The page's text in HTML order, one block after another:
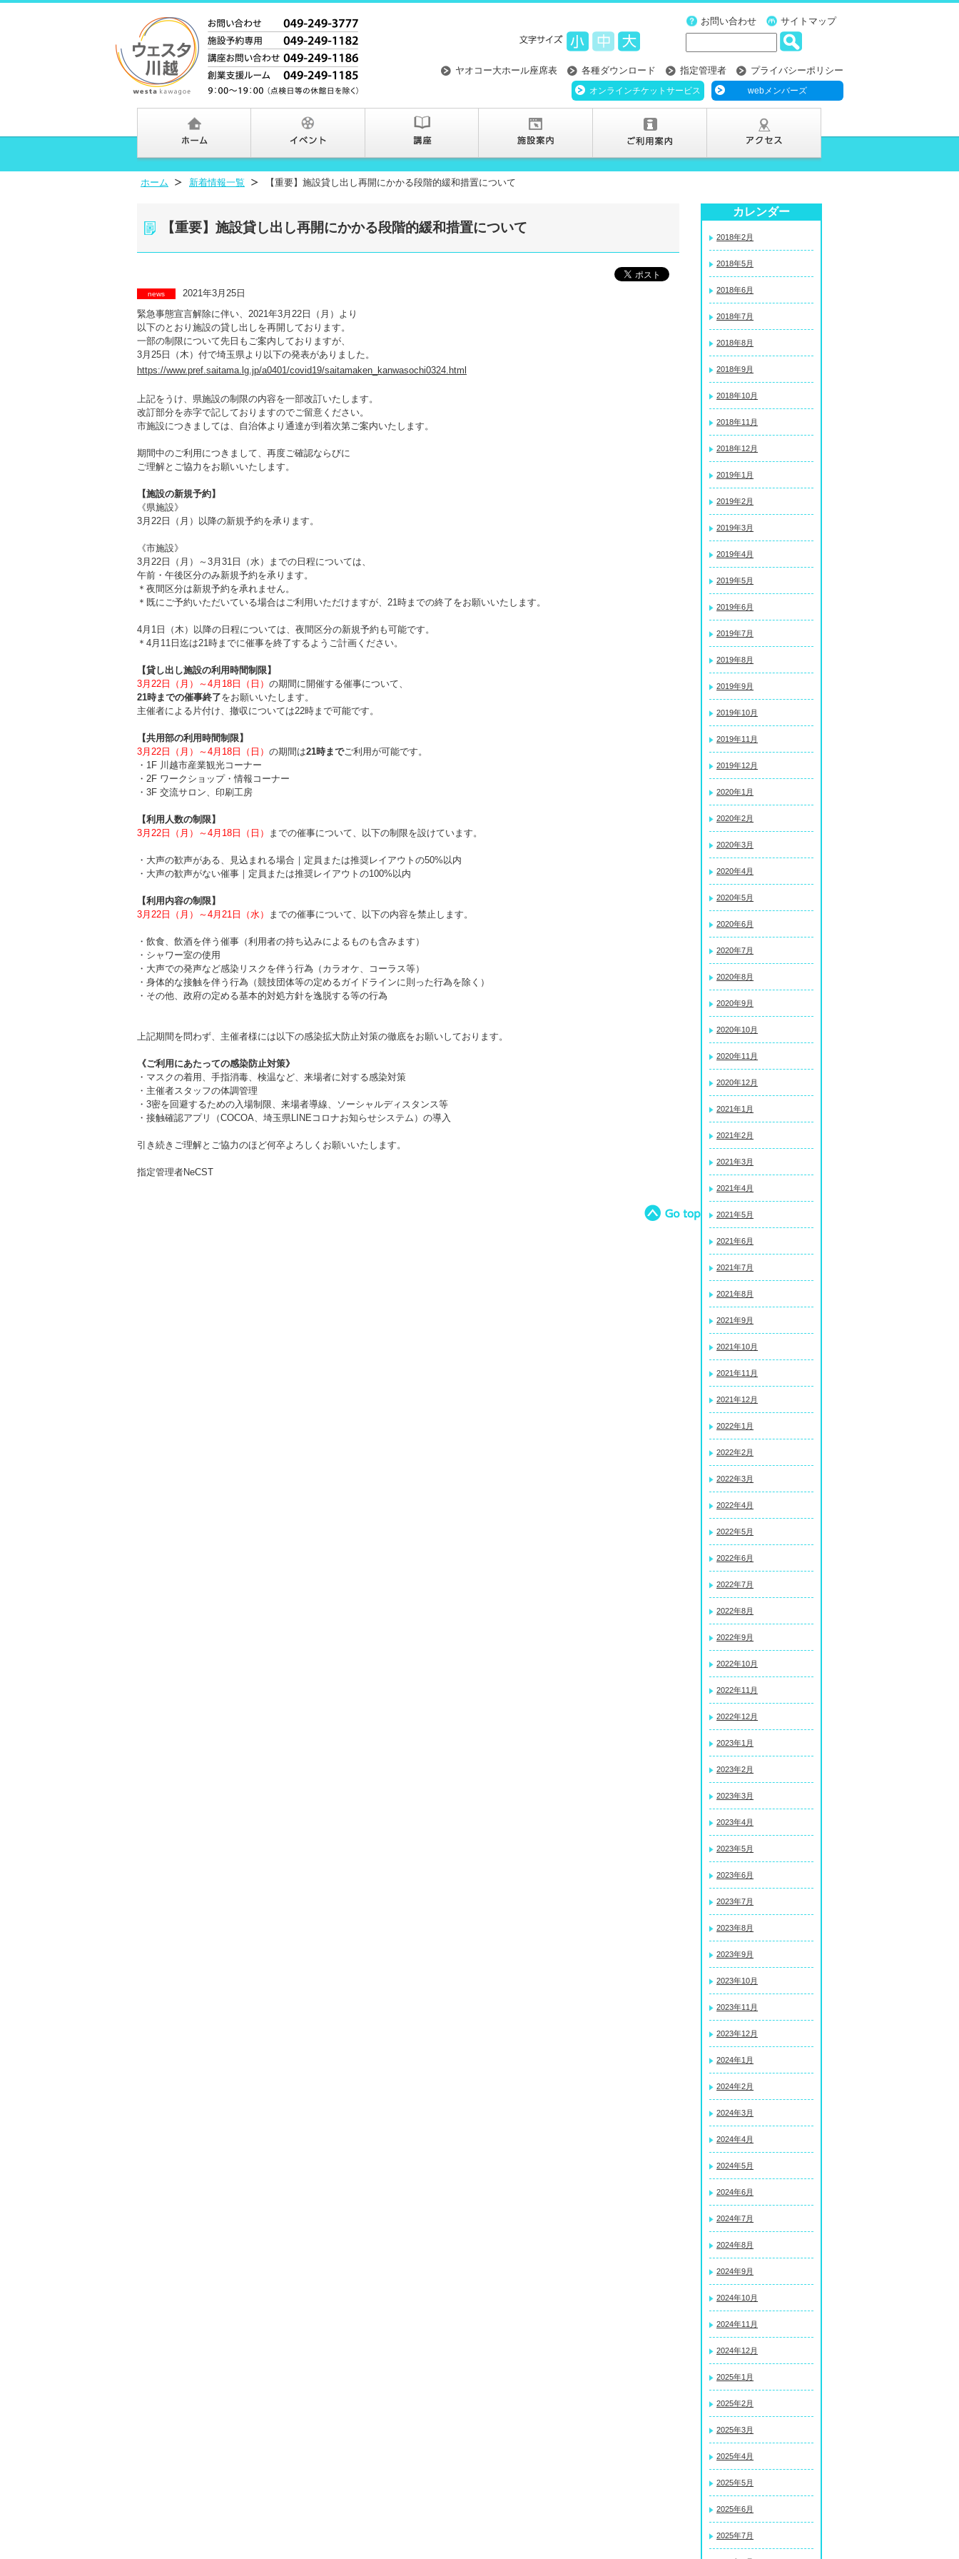
お問い合わせ サイトマップ
ヤオコー大ホール座席表 各種ダウンロード 指定管理者 プライバシーポリシー
オンラインチケットサービス webメンバーズ
ホーム 新着情報一覧 【重要】施設貸し出し再開にかかる段階的緩和措置について
カレンダー
2018年2月
2018年5月
2018年6月
2018年7月
2018年8月
2018年9月
2018年10月
2018年11月
2018年12月
2019年1月
2019年2月
2019年3月
2019年4月
2019年5月
2019年6月
2019年7月
2019年8月
2019年9月
2019年10月
2019年11月
2019年12月
2020年1月
2020年2月
2020年3月
2020年4月
2020年5月
2020年6月
2020年7月
2020年8月
2020年9月
2020年10月
2020年11月
2020年12月
2021年1月
2021年2月
2021年3月
2021年4月
2021年5月
2021年6月
2021年7月
2021年8月
2021年9月
2021年10月
2021年11月
2021年12月
2022年1月
2022年2月
2022年3月
2022年4月
2022年5月
2022年6月
2022年7月
2022年8月
2022年9月
2022年10月
2022年11月
2022年12月
2023年1月
2023年2月
2023年3月
2023年4月
2023年5月
2023年6月
2023年7月
2023年8月
2023年9月
2023年10月
2023年11月
2023年12月
2024年1月
2024年2月
2024年3月
2024年4月
2024年5月
2024年6月
2024年7月
2024年8月
2024年9月
2024年10月
2024年11月
2024年12月
2025年1月
2025年2月
2025年3月
2025年4月
2025年5月
2025年6月
2025年7月
【重要】施設貸し出し再開にかかる段階的緩和措置について
news
2021年3月25日
緊急事態宣言解除に伴い、2021年3月22日（月）より
以下のとおり施設の貸し出しを再開しております。
一部の制限について先日もご案内しておりますが、
3月25日（木）付で埼玉県より以下の発表がありました。
https://www.pref.saitama.lg.jp/a0401/covid19/saitamaken_kanwasochi0324.html
上記をうけ、県施設の制限の内容を一部改訂いたします。
改訂部分を赤字で記しておりますのでご留意ください。
市施設につきましては、自治体より通達が到着次第ご案内いたします。
期間中のご利用につきまして、再度ご確認ならびに
ご理解とご協力をお願いいたします。
【施設の新規予約】
《県施設》
3月22日（月）以降の新規予約を承ります。
《市施設》
3月22日（月）～3月31日（水）までの日程については、
午前・午後区分のみ新規予約を承ります。
＊夜間区分は新規予約を承れません。
＊既にご予約いただいている場合はご利用いただけますが、 21時までの終了をお願いいたします。
4月1日（木）以降の日程については、夜間区分の新規予約も可能です。
＊4月11日迄は21時までに催事を終了するようご計画ください。
【貸し出し施設の利用時間制限】
3月22日（月）～4月18日（日） の期間に開催する催事について、
21時までの催事終了をお願いいたします。
主催者による片付け、撤収については22時まで可能です。
【共用部の利用時間制限】
3月22日（月）～4月18日（日） の期間は21時までご利用が可能です。
・1F 川越市産業観光コーナー
・2F ワークショップ・情報コーナー
・3F 交流サロン、印刷工房
【利用人数の制限】
3月22日（月）～4月18日（日）
までの催事について、 以下の制限を設けています。
・大声の歓声がある、見込まれる場合｜定員または推奨レイアウトの50%以内
・大声の歓声がない催事｜定員または推奨レイアウトの100%以内
【利用内容の制限】
3月22日（月）～4月21日（水）
までの催事について、 以下の内容を禁止します。
・飲食、飲酒を伴う催事（利用者の持ち込みによるものも含みます）
・シャワー室の使用
・大声での発声など感染リスクを伴う行為（カラオケ、コーラス等）
・身体的な接触を伴う行為 （競技団体等の定めるガイドラインに則った行為を除く）
・その他、政府の定める基本的対処方針を逸脱する等の行為
上記期間を問わず、 主催者様には以下の感染拡大防止対策の徹底をお願いしております。
《ご利用にあたっての感染防止対策》
・マスクの着用、手指消毒、検温など、来場者に対する感染対策
・主催者スタッフの体調管理
・3密を回避するための入場制限、来場者導線、ソーシャルディスタンス等
・接触確認アプリ（COCOA、埼玉県LINEコロナお知らせシステム）の導入
引き続きご理解とご協力のほど何卒よろしくお願いいたします。
指定管理者NeCST